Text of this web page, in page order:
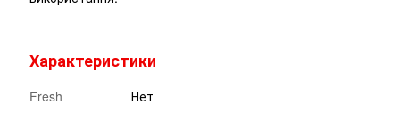
Характеристики
Fresh Нет